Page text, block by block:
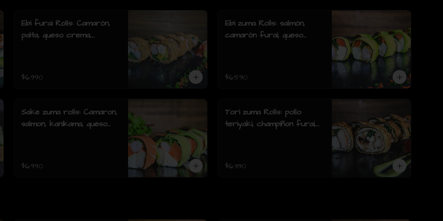
Ebi furai Rolls: Camarón,
palta, queso crema,
$6.990
Ebi zuma Rolls: salmón,
camarón furai, queso
$6.590
Sake zuma rolls: Camaron,
salmon, kanikama, queso
$6.990
Tori zuma Rolls: pollo
teriyaki, champiñon furai,
$6.390